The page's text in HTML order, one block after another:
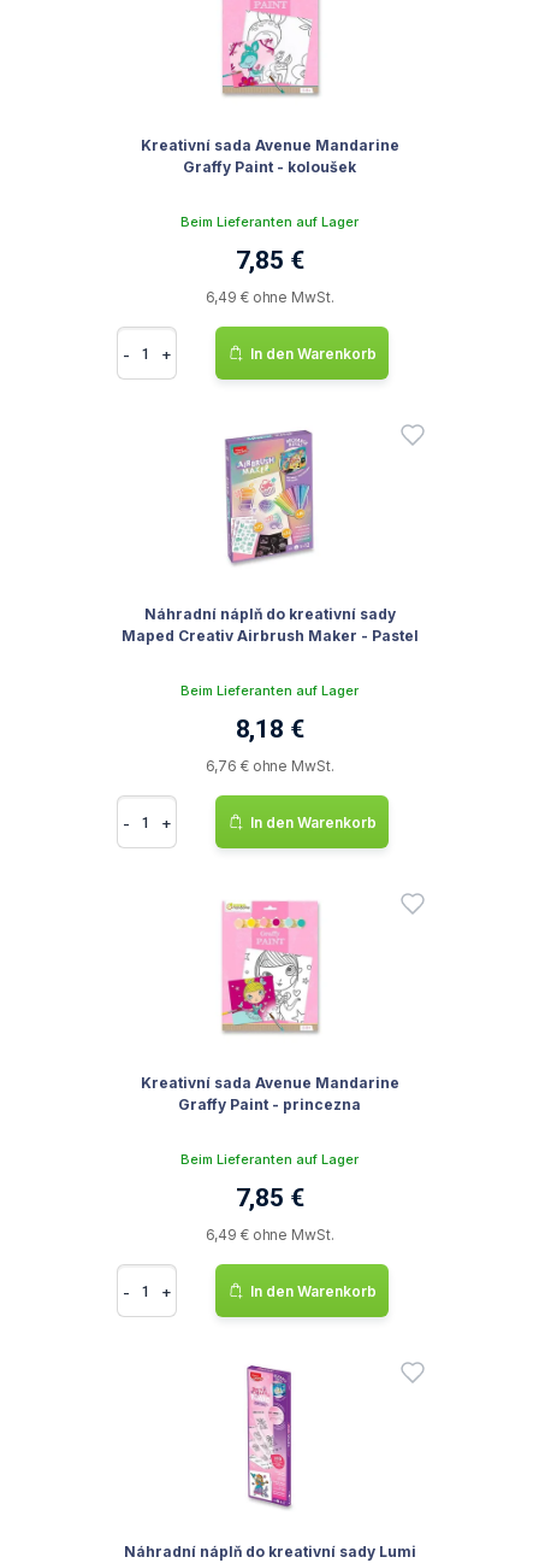
Kreativní sada Avenue Mandarine
Graffy Paint - koloušek
Beim Lieferanten auf Lager
7,85 €
6,49 € ohne MwSt.
- + In den Warenkorb
Náhradní náplň do kreativní sady
Maped Creativ Airbrush Maker - Pastel
Beim Lieferanten auf Lager
8,18 €
6,76 € ohne MwSt.
- + In den Warenkorb
Kreativní sada Avenue Mandarine
Graffy Paint - princezna
Beim Lieferanten auf Lager
7,85 €
6,49 € ohne MwSt.
- + In den Warenkorb
Náhradní náplň do kreativní sady Lumi